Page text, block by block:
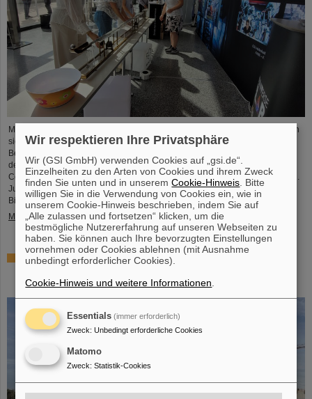
Mit einem breiten Angebot an Informationen und Zukunftsperspektiven haben
sich das GSI Helmholtzzentrum für Schwerionenforschung und das künftige
Beschleunigerzentrum FAIR, das derzeit bei GSI in Darmstadt entsteht, an
dem internationalen Innovationskongress „Curious – Future Inside
Conference“ beteiligt. Die interdisziplinäre Veranstaltung fand vom 10. bis 11.
Juli in der Rheingoldhalle in Mainz statt und zog zahlreiche renommierte
Bildungsinstitutionen, Forschungseinrichtungen und...
Mehr »
Förderung und Erhalt von Technologie-Knowhow durch
Commonwealth Fusion Systems besuchen GSI
Wir respektieren Ihre Privatsphäre
Wir (GSI GmbH) verwenden Cookies auf „gsi.de“.
Einzelheiten zu den Arten von Cookies und ihrem Zweck
finden Sie unten und in unseremCookie-Hinweis . Bitte
willigen Sie in die Verwendung von Cookies ein, wie in
unserem Cookie-Hinweis beschrieben, indem Sie auf
„Alle zulassen und fortsetzen“ klicken, um die
bestmögliche Nutzererfahrung auf unseren Webseiten zu
haben. Sie können auch Ihre bevorzugten Einstellungen
vornehmen oder Cookies ablehnen (mit Ausnahme
unbedingt erforderlicher Cookies).
Cookie-Hinweis und weitere Informationen
Essentials (immer erforderlich)
Zweck: Unbedingt erforderliche Cookies
Matomo
Zweck: Statistik-Cookies